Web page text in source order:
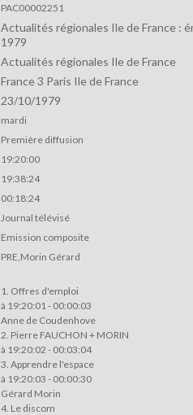
PAC00002251
Actualités régionales Ile de France :
1979
Actualités régionales Ile de France
France 3 Paris Ile de France
23/10/1979
mardi
Première diffusion
19:20:00
19:38:24
00:18:24
Journal télévisé
Emission composite
PRE,Morin Gérard
1. Offres d'emploi
à 19:20:01 - 00:00:03
Anne de Coudenhove
2. Pierre FAUCHON + MORIN
à 19:20:02 - 00:03:04
3. Apprendre l'espace
à 19:20:03 - 00:00:30
Gérard Morin
4. Le discom